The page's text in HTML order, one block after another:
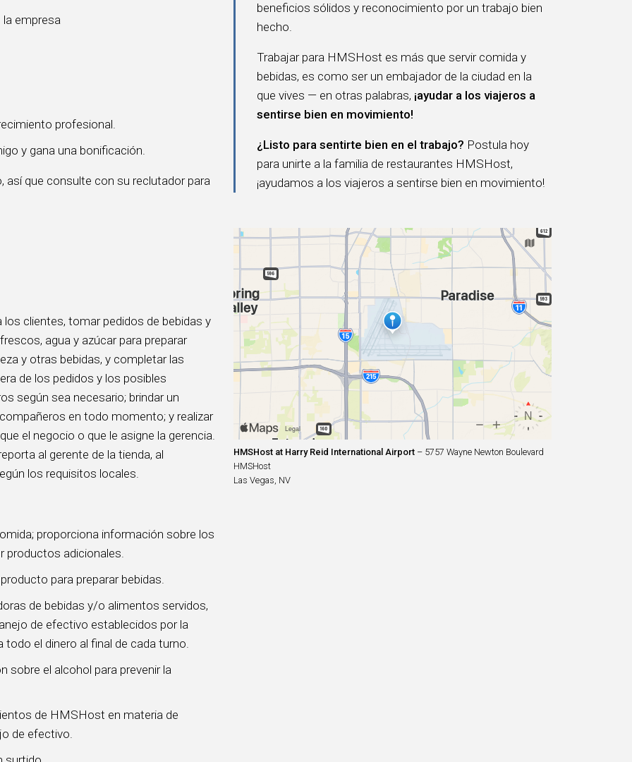
la empresa
profesional.
y gana una bonificación.
así que consulte con su reclutador para
clientes, tomar pedidos de bebidas y
agua y azúcar para preparar
y otras bebidas, y completar las
de los pedidos y los posibles
según sea necesario; brindar un
en todo momento; y realizar
el negocio o que le asigne la gerencia.
al gerente de la tienda, al
los requisitos locales.
proporciona información sobre los
productos adicionales.
para preparar bebidas.
de bebidas y/o alimentos servidos,
de efectivo establecidos por la
el dinero al final de cada turno.
sobre el alcohol para prevenir la
de HMSHost en materia de
de efectivo.
beneficios sólidos y reconocimiento por un trabajo bien
hecho.
Trabajar para HMSHost es más que servir comida y
bebidas, es como ser un embajador de la ciudad en la
que vives — en otras palabras, ¡ayudar a los viajeros a
sentirse bien en movimiento!
¿Listo para sentirte bien en el trabajo? Postula hoy
para unirte a la familia de restaurantes HMSHost,
¡ayudamos a los viajeros a sentirse bien en movimiento!
HMSHost at Harry Reid International Airport – 5757 Wayne Newton Boulevard
HMSHost
Las Vegas, NV